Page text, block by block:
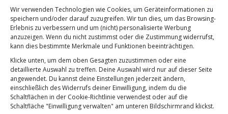
Wir verwenden Technologien wie Cookies, um Geräteinformationen zu
speichern und/oder darauf zuzugreifen. Wir tun dies, um das Browsing-
Erlebnis zu verbessern und um (nicht) personalisierte Werbung
anzuzeigen. Wenn du nicht zustimmst oder die Zustimmung widerrufst,
kann dies bestimmte Merkmale und Funktionen beeinträchtigen.
Klicke unten, um dem oben Gesagten zuzustimmen oder eine
detaillierte Auswahl zu treffen. Deine Auswahl wird nur auf dieser Seite
angewendet. Du kannst deine Einstellungen jederzeit ändern,
einschließlich des Widerrufs deiner Einwilligung, indem du die
Schaltflächen in der Cookie-Richtlinie verwendest oder auf die
Schaltfläche "Einwilligung verwalten" am unteren Bildschirmrand klickst.
Internationaler Tag des Waldes
Weiterlesen
Wie findest du diesen Beitrag?
[Total:3Average:
21. MÄRZ 2026 / 0 KOMMENTARE / VONBETTINA